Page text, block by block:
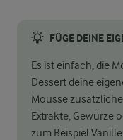
FÜGE DEINE
Es ist einfach, die
Dessert deine
Mousse
Extrakte, Gewürze
zum Beispiel